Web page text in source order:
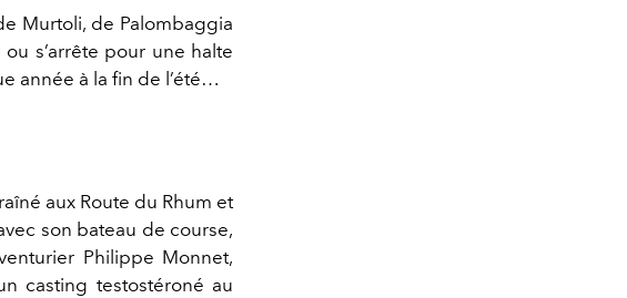
Murtoli, de Palombaggia
s’arrête pour une halte
année à la fin de l’été…
aux Route du Rhum et
son bateau de course,
Philippe Monnet,
casting testostéroné au